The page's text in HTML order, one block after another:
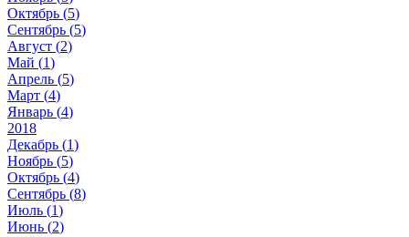
Октябрь (5)
Сентябрь (5)
Август (2)
Май (1)
Апрель (5)
Март (4)
Январь (4)
2018
Декабрь (1)
Ноябрь (5)
Октябрь (4)
Сентябрь (8)
Июль (1)
Июнь (2)